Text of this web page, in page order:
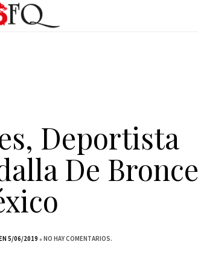
Deportista
De Bronce
5/06/2019 NO HAY COMENTARIOS.